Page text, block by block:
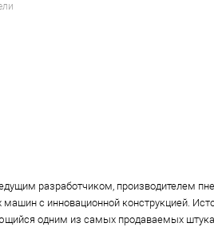
разработчиком, производителем
с инновационной конструкцией.
одним из самых продаваемых